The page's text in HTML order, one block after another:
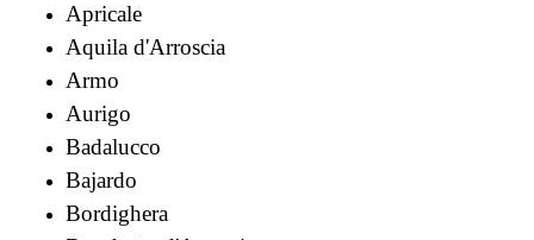
Apricale
Aquila d'Arroscia
Armo
Aurigo
Badalucco
Bajardo
Bordighera